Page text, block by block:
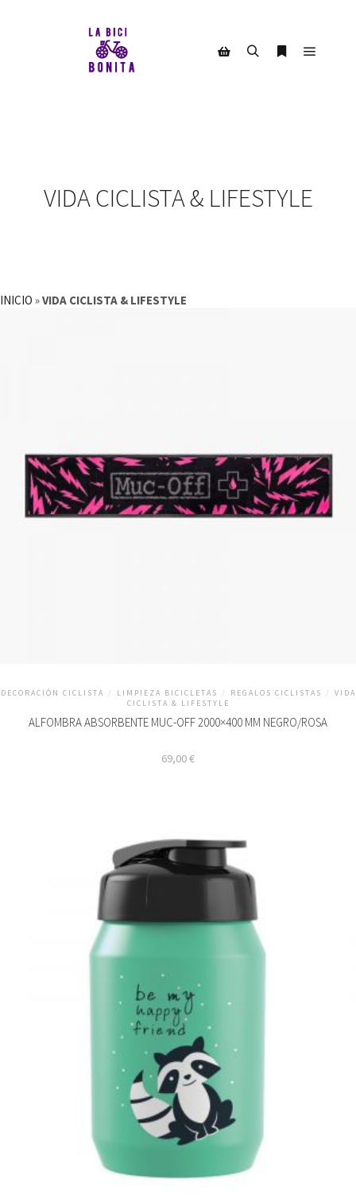
VIDA CICLISTA & LIFESTYLE
INICIO »VIDA CICLISTA & LIFESTYLE
DECORACIÓN CICLISTA / LIMPIEZA BICICLETAS / REGALOS CICLISTAS /
VIDA
CICLISTA & LIFESTYLE
ALFOMBRA ABSORBENTE MUC-OFF 2000×400 MM NEGRO/ROSA
69,00€